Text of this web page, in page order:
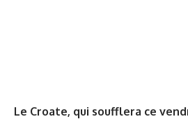
Le Croate, qui soufflera ce